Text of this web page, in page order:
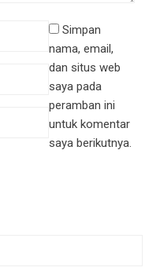
Simpan
nama, email,
dan situs web
saya pada
peramban ini
untuk komentar
saya berikutnya.